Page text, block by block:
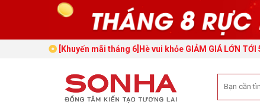
[Khuyến mãi tháng 6]Hè vui khỏe GIẢM GIÁ LỚN